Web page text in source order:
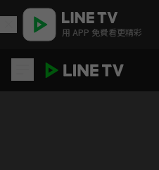
用 APP 免費看更精彩